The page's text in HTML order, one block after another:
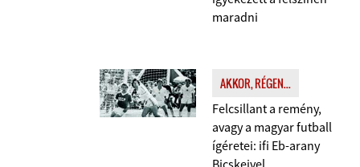
maradni
AKKOR, RÉGEN...
Felcsillant a remény,
avagy a magyar futball
ígéretei: ifi Eb-arany
Bicskeivel